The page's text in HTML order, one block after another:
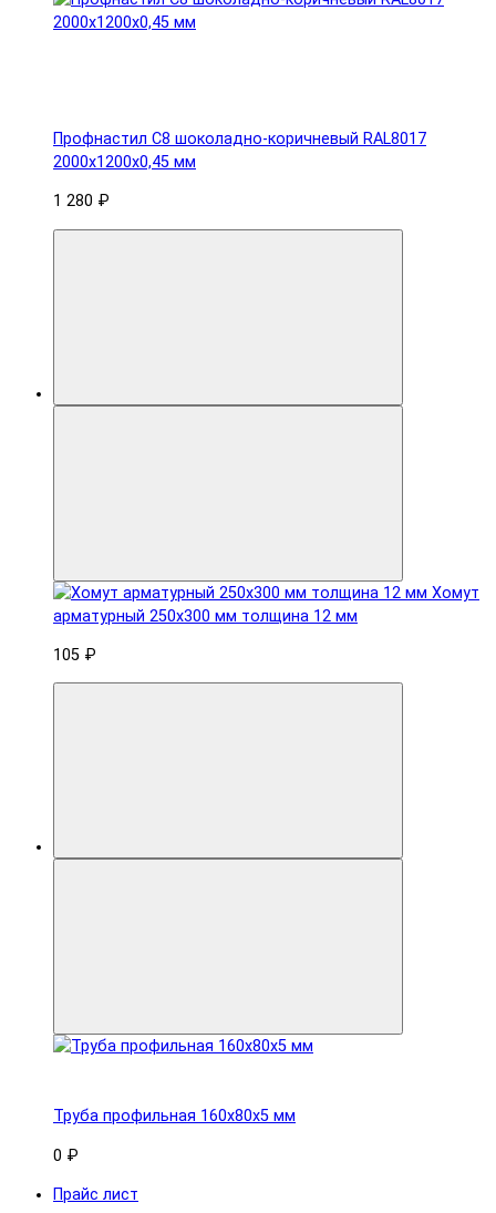
Профнастил С8 шоколадно-коричневый RAL8017
2000х1200х0,45 мм
1 280 ₽
Хомут
арматурный 250x300 мм толщина 12 мм
105 ₽
Труба профильная 160x80х5 мм
0 ₽
Прайс лист